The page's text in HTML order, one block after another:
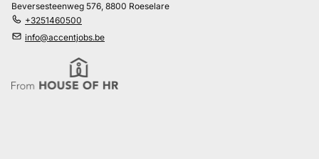
Beversesteenweg 576, 8800 Roeselare
+3251460500
info@accentjobs.be